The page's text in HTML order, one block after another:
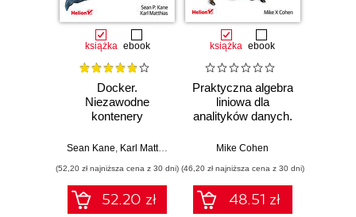
książka ebook
Docker.
Niezawodne
kontenery
Praktyczne
Wydanie III
Sean Kane, Karl Matthias
(52,20 zł najniższa cena z 30 dni)
52.20 zł
książka ebook
Praktyczna algebra
liniowa dla
analityków danych.
koncepcji do
aplikacji w
Pythonie
Mike Cohen
(46,20 zł najniższa cena z 30 dni)
48.51 zł